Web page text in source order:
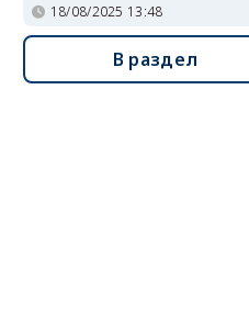
18/08/2025 13:48
В раздел